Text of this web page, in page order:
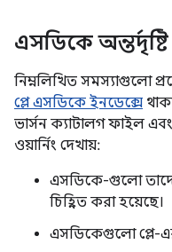
এসডিকে অন্তর্দৃষ্টি
নিম্নলিখিত সমস্যাগুলো
প্লে এসডিকে ইনডেক্সে
ভার্সন ক্যাটালগ ফাইল এবং
ওয়ার্নিং দেখায়:
এসডিকে-গুলো তাদের
চিহ্নিত করা হয়েছে।
এসডিকেগুলো প্লে-